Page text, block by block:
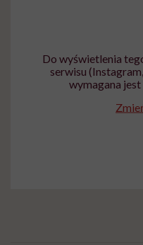
Do wyświetlenia
serwisu
wymagana